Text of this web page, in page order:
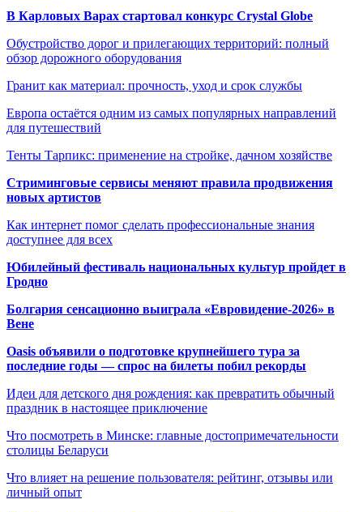
В Карловых Варах стартовал конкурс Crystal Globe
Обустройство дорог и прилегающих территорий: полный
обзор дорожного оборудования
Гранит как материал: прочность, уход и срок службы
Европа остаётся одним из самых популярных направлений
для путешествий
Тенты Тарпикс: применение на стройке, дачном хозяйстве
Стриминговые сервисы меняют правила продвижения
новых артистов
Как интернет помог сделать профессиональные знания
доступнее для всех
Юбилейный фестиваль национальных культур пройдет в
Гродно
Болгария сенсационно выиграла «Евровидение-2026» в
Вене
Oasis объявили о подготовке крупнейшего тура за
последние годы — спрос на билеты побил рекорды
Идеи для детского дня рождения: как превратить обычный
праздник в настоящее приключение
Что посмотреть в Минске: главные достопримечательности
столицы Беларуси
Что влияет на решение пользователя: рейтинг, отзывы или
личный опыт